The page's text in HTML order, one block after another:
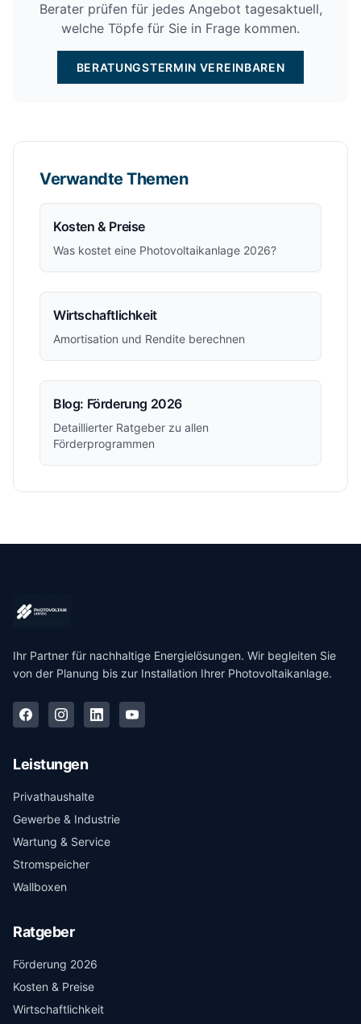
Berater prüfen für jedes Angebot tagesaktuell,
welche Töpfe für Sie in Frage kommen.
BERATUNGSTERMIN VEREINBAREN
Verwandte Themen
Kosten & Preise
Was kostet eine Photovoltaikanlage 2026?
Wirtschaftlichkeit
Amortisation und Rendite berechnen
Blog: Förderung 2026
Detaillierter Ratgeber zu allen
Förderprogrammen
Ihr Partner für nachhaltige Energielösungen. Wir begleiten Sie
von der Planung bis zur Installation Ihrer Photovoltaikanlage.
Leistungen
Privathaushalte
Gewerbe & Industrie
Wartung & Service
Stromspeicher
Wallboxen
Ratgeber
Förderung 2026
Kosten & Preise
Wirtschaftlichkeit